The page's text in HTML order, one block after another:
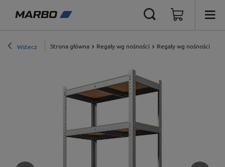
Wstecz Strona główna Regały wg nośności Regały wg nośności półki